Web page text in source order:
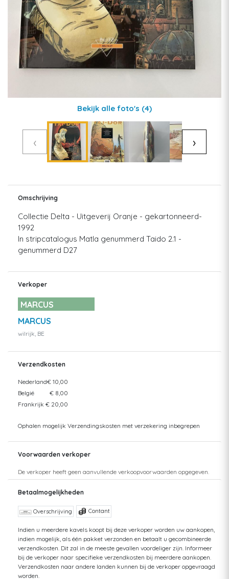
Bekijk alle foto's (4)
‹ ›
Omschrijving
Collectie Delta - Uitgeverij Oranje - gekartonneerd-
1992
In stripcatalogus Matla genummerd Taido 2.1 -
genummerd D27
Verkoper
MARCUS
MARCUS
wilrijk, BE
Verzendkosten
Nederland€ 10,00
België
€ 8,00
Frankrijk € 20,00
Ophalen mogelijk Verzendingskosten met verzekering inbegrepen
Voorwaarden verkoper
De verkoper heeft geen aanvullende verkoopvoorwaarden opgegeven.
Betaalmogelijkheden
Overschrijving Contant
Indien u meerdere kavels koopt bij deze verkoper worden uw aankopen,
indien mogelijk, als één pakket verzonden en betaalt u gecombineerde
verzendkosten. Dit zal in de meeste gevallen voordeliger zijn. Informeer
bij de verkoper naar specifieke verzendkosten bij meerdere aankopen.
Verzendkosten naar andere landen kunnen bij de verkoper opgevraagd
worden.